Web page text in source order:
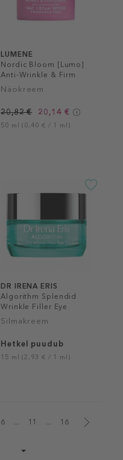
LUMENE
Nordic Bloom [Lumo]
Anti-Wrinkle & Firm
Day Cream SPF 30
Näokreem
20,82 € 20,14 €
50 ml (0,40 € / 1 ml)
DR IRENA ERIS
Algorithm Splendid
Wrinkle Filler Eye
Cream
Silmakreem
Hetkel puudub
15 ml (2,93 € / 1 ml)
6 ... 11 ... 16